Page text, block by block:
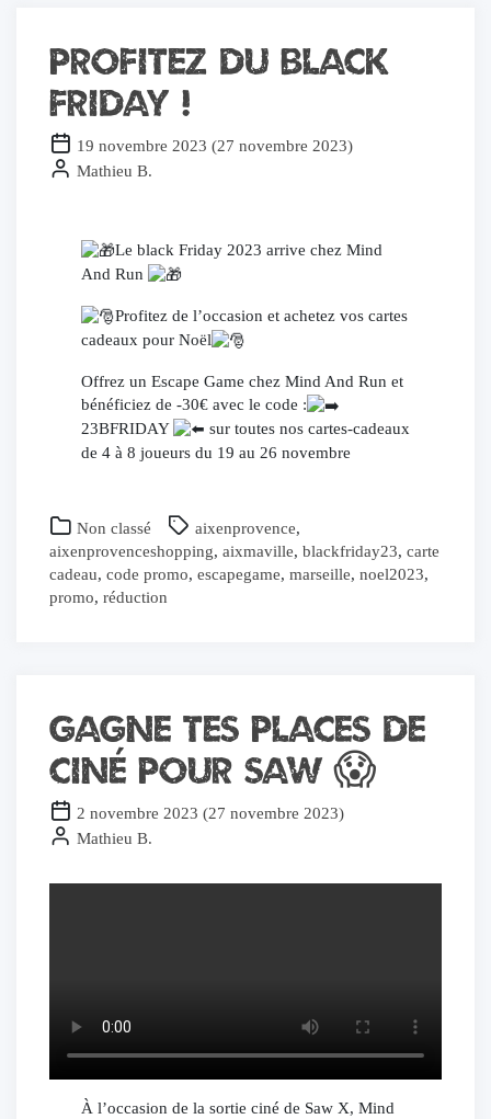
Profitez du BLACK
FRIDAY !
19 novembre 2023 (27 novembre 2023)
Mathieu B.
Le black Friday 2023 arrive chez Mind
And Run
Profitez de l’occasion et achetez vos cartes
cadeaux pour Noël
Offrez un Escape Game chez Mind And Run et
bénéficiez de -30€ avec le code :
23BFRIDAY
sur toutes nos cartes-cadeaux
de 4 à 8 joueurs du 19 au 26 novembre
Non classé aixenprovence,
aixenprovenceshopping, aixmaville, blackfriday23, carte
cadeau, code promo, escapegame, marseille, noel2023,
promo, réduction
Gagne tes places de
ciné pour SAW 😱
2 novembre 2023 (27 novembre 2023)
Mathieu B.
À l’occasion de la sortie ciné de Saw X, Mind